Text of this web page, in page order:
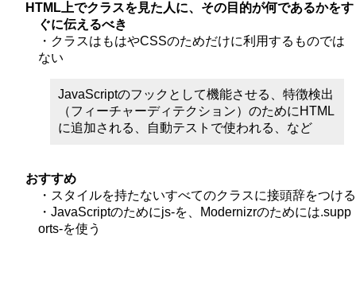
HTML上でクラスを見た人に、その目的が何であるかをす
ぐに伝えるべき
・クラスはもはやCSSのためだけに利用するものでは
ない
JavaScriptのフックとして機能させる、特徴検出
（フィーチャーディテクション）のためにHTML
に追加される、自動テストで使われる、など
おすすめ
・スタイルを持たないすべてのクラスに接頭辞をつける
・JavaScriptのためにjs-を、Modernizrのためには.supp
orts-を使う